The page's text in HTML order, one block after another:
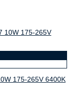
175-265V 6400K